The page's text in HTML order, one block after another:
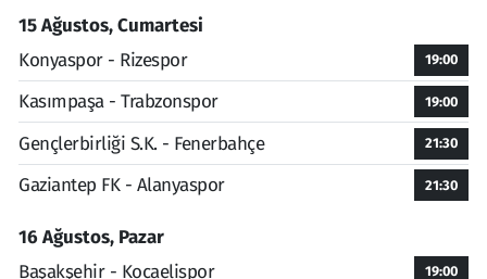
15 Ağustos, Cumartesi
Konyaspor - Rizespor
19:00
Kasımpaşa - Trabzonspor 19:00
Gençlerbirliği S.K. - Fenerbahçe 21:30
Gaziantep FK - Alanyaspor 21:30
16 Ağustos, Pazar
Başakşehir - Kocaelispor
19:00